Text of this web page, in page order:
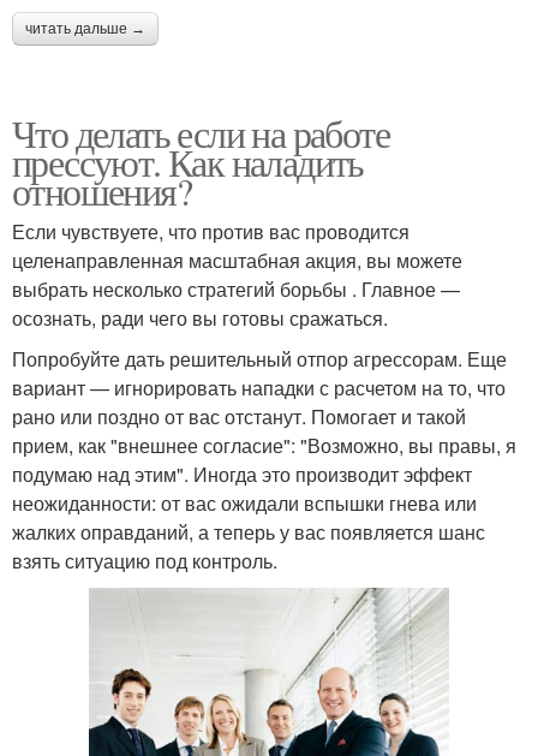
читать дальше →
Что делать если на работе
прессуют. Как наладить
отношения?
Если чувствуете, что против вас проводится
целенаправленная масштабная акция, вы можете
выбрать несколько стратегий борьбы . Главное —
осознать, ради чего вы готовы сражаться.
Попробуйте дать решительный отпор агрессорам. Еще
вариант — игнорировать нападки с расчетом на то, что
рано или поздно от вас отстанут. Помогает и такой
прием, как "внешнее согласие": "Возможно, вы правы, я
подумаю над этим". Иногда это производит эффект
неожиданности: от вас ожидали вспышки гнева или
жалких оправданий, а теперь у вас появляется шанс
взять ситуацию под контроль.